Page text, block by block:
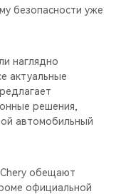
безопасности уже
наглядно
актуальные
решения,
автомобильный
обещают
официальной